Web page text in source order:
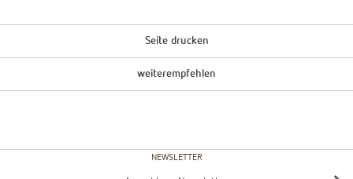
Seite drucken
weiterempfehlen
NEWSLETTER